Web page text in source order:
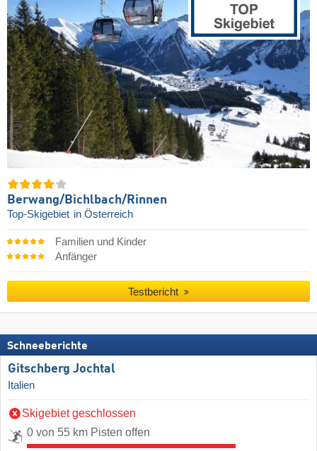
Berwang/​Bichlbach/​Rinnen
Top-Skigebiet in Österreich
Familien und Kinder
Anfänger
Testbericht
Schneeberichte
Gitschberg Jochtal
Italien
Skigebiet geschlossen
0 von 55 km Pisten offen